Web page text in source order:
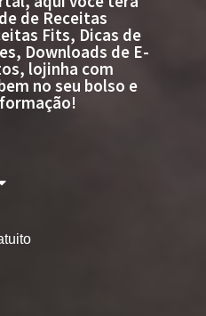
de Receitas
Fits, Dicas de
Downloads de E-
lojinha com
no seu bolso e